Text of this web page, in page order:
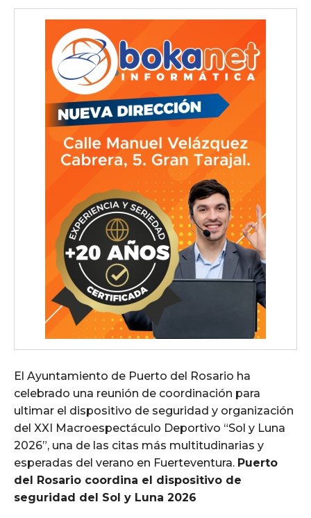
El Ayuntamiento de Puerto del Rosario ha
celebrado una reunión de coordinación para
ultimar el dispositivo de seguridad y organización
del XXI Macroespectáculo Deportivo “Sol y Luna
2026”, una de las citas más multitudinarias y
esperadas del verano en Fuerteventura. Puerto
del Rosario coordina el dispositivo de
seguridad del Sol y Luna 2026